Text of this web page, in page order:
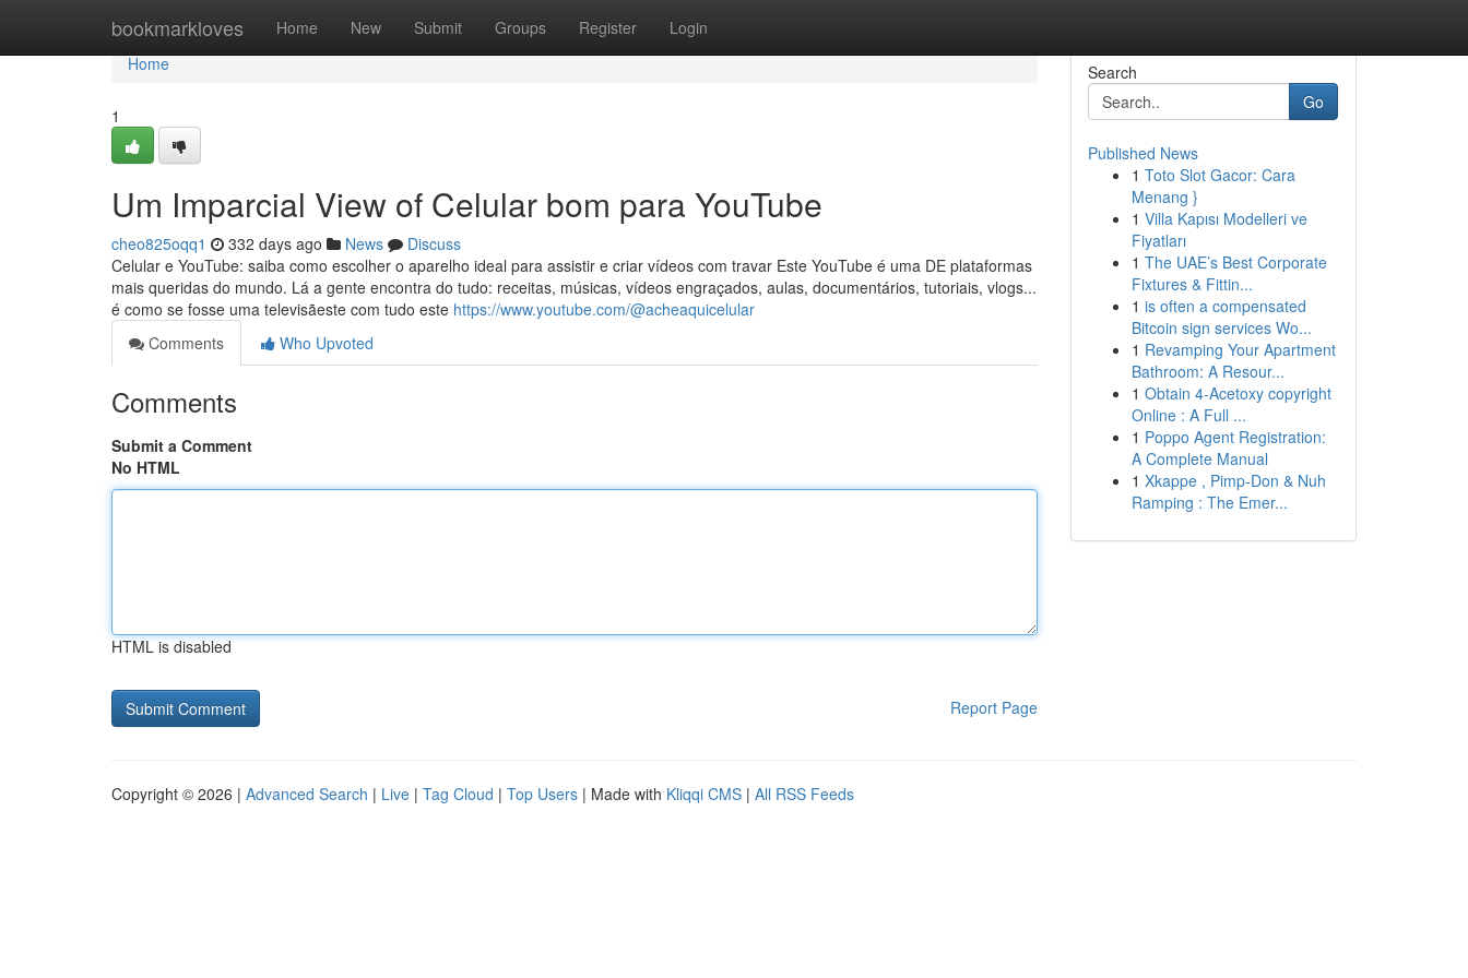
bookmarkloves Home New Submit Groups Register Login
Home
Home
1
Um Imparcial View of Celular bom para YouTube
cheo825oqq1 332 days ago News
Discuss
Celular e YouTube: saiba como escolher o aparelho ideal para assistir e criar vídeos com travar Este YouTube é uma DE plataformas
mais queridas do mundo. Lá a gente encontra do tudo: receitas, músicas, vídeos engraçados, aulas, documentários, tutoriais, vlogs...
é como se fosse uma televisãeste com tudo este https://www.youtube.com/@acheaquicelular
Comments
Who Upvoted
Comments
Submit a Comment
No HTML
HTML is disabled
Report Page
Search
Go
Published News
1 Toto Slot Gacor: Cara
Menang }
1 Villa Kapısı Modelleri ve
Fiyatları
1 The UAE’s Best Corporate
Fixtures & Fittin...
1 is often a compensated
Bitcoin sign services Wo...
1 Revamping Your Apartment
Bathroom: A Resour...
1 Obtain 4-Acetoxy copyright
Online : A Full ...
1 Poppo Agent Registration:
A Complete Manual
1 Xkappe , Pimp-Don & Nuh
Ramping : The Emer...
Copyright © 2026 | Advanced Search | Live | Tag Cloud | Top Users | Made with Kliqqi CMS | All RSS Feeds